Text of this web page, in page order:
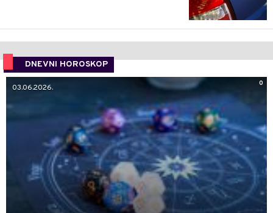
DNEVNI HOROSKOP
0
03.06.2026.